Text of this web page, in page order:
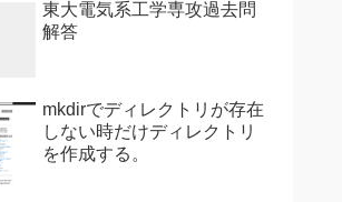
東大電気系工学専攻過去問
解答
mkdirでディレクトリが存在
しない時だけディレクトリ
を作成する。